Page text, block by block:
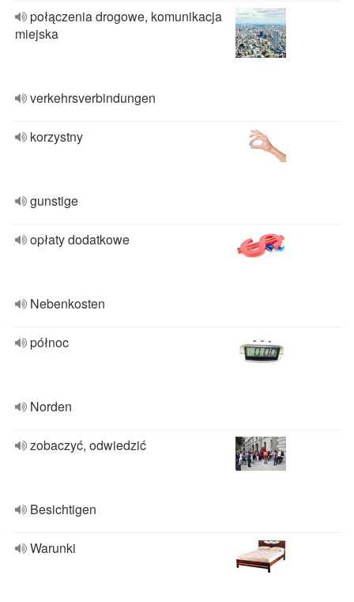
połączenia drogowe, komunikacja
miejska
verkehrsverbindungen
korzystny
gunstige
opłaty dodatkowe
Nebenkosten
północ
Norden
zobaczyć, odwiedzić
Besichtigen
Warunki